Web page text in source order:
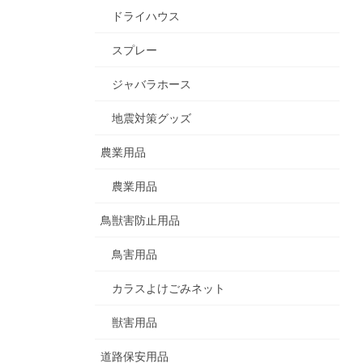
ドライハウス
スプレー
ジャバラホース
地震対策グッズ
農業用品
農業用品
鳥獣害防止用品
鳥害用品
カラスよけごみネット
獣害用品
道路保安用品